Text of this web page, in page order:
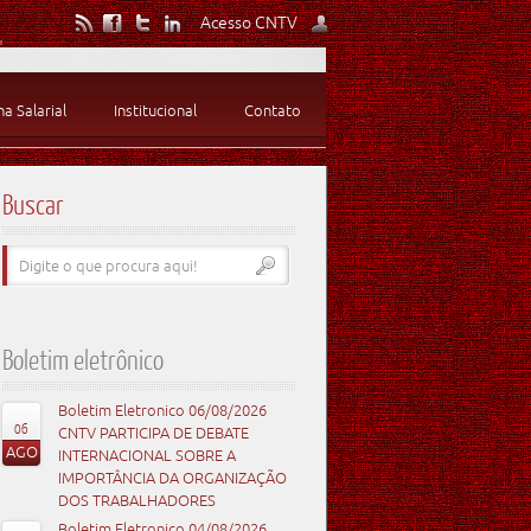
Acesso CNTV
Salarial Institucional Contato
Buscar
Boletim eletrônico
06
AGO
Boletim Eletronico 06/08/2026
CNTV PARTICIPA DE DEBATE
INTERNACIONAL SOBRE A
IMPORTÂNCIA DA ORGANIZAÇÃO
DOS TRABALHADORES